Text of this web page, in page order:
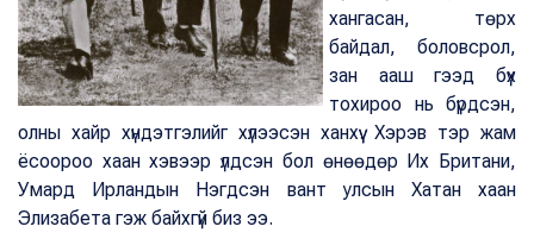
хангасан, төрх
байдал, боловсрол,
зан ааш гээд бүх
тохироо нь бүрдсэн,
олны хайр хүндэтгэлийг хүлээсэн ханхүү. Хэрэв тэр жам
ёсоороо хаан хэвээр үлдсэн бол өнөөдөр Их Британи,
Умард Ирландын Нэгдсэн вант улсын Хатан хаан
Элизабета гэж байхгүй биз ээ.